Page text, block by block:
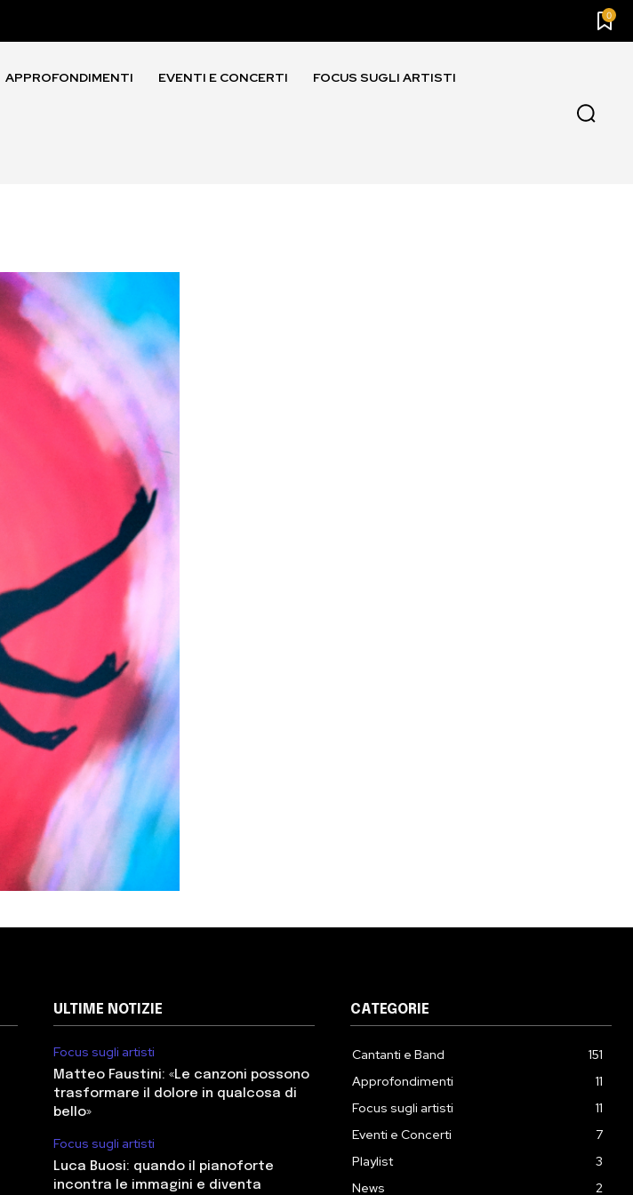
0
APPROFONDIMENTI EVENTI E CONCERTI FOCUS SUGLI ARTISTI
ULTIME NOTIZIE
Focus sugli artisti
Matteo Faustini: «Le canzoni possono
trasformare il dolore in qualcosa di
bello»
Focus sugli artisti
Luca Buosi: quando il pianoforte
incontra le immagini e diventa
CATEGORIE
Cantanti e Band
151
Approfondimenti
11
Focus sugli artisti
11
Eventi e Concerti
7
Playlist
3
News
2